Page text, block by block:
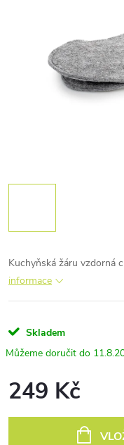
Kuchyňská žáru vzdorná
informace
Skladem
249 Kč